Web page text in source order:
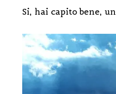
Si, hai capito bene,